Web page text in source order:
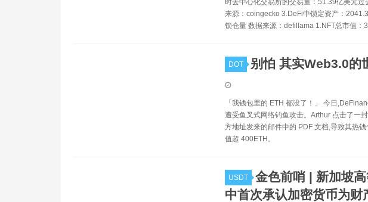
时去中心化交易所的交易量：51.39亿美元
来源：coingecko 3.DeFi中锁定资产：
锁仓量 数据来源：defillama 1.NFT总市值：
DOT 别怕 其实Web3.0的
「我钱包里的 ETH 都没了！」 今日
遭受鱼叉式网络钓鱼攻击。Arthur 点击了一
方地址发来的邮件中的 PDF 文档,导致其热
值超 400ETH。
USDT
金色前哨 | 新加坡
中首次承认加密货币为财